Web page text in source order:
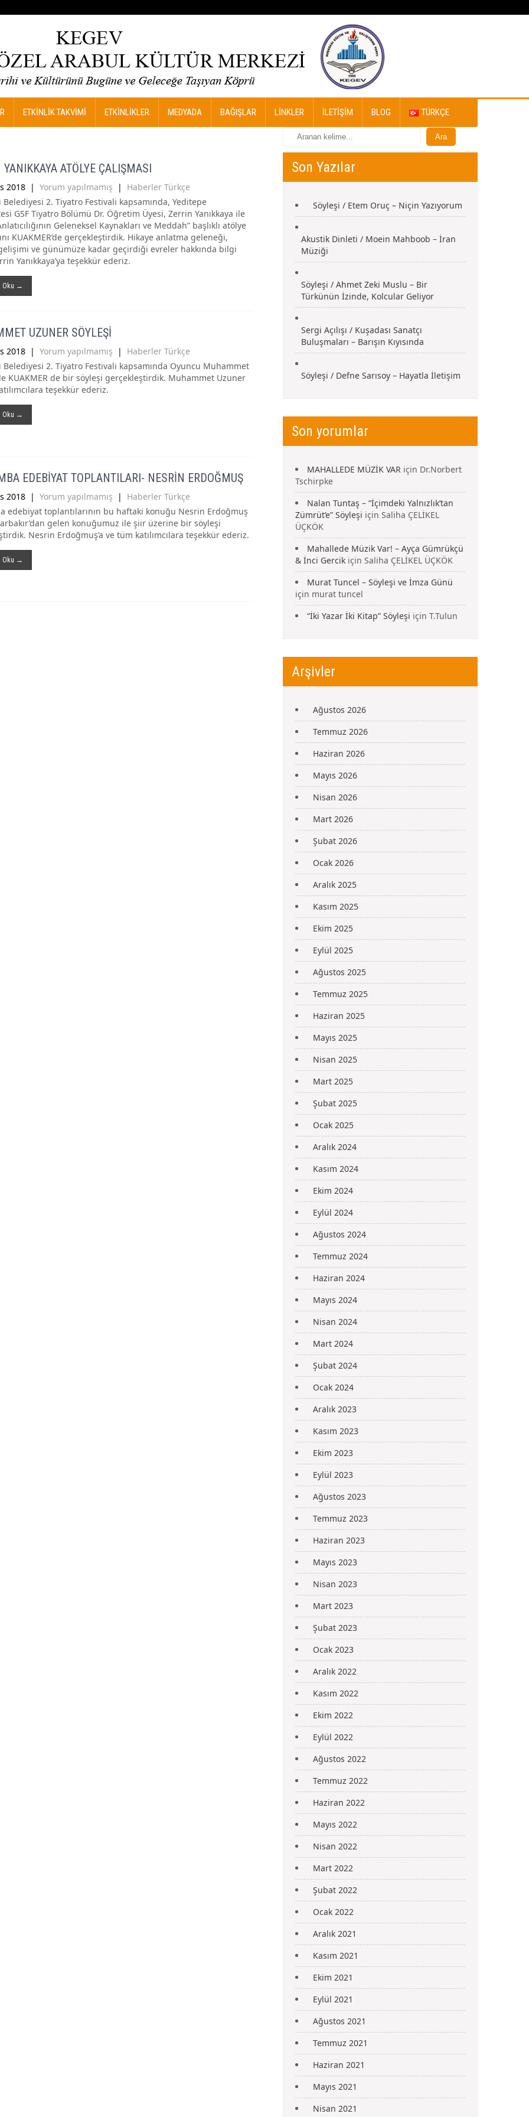
ETKİNLİK TAKVİMİ ETKİNLİKLER MEDYADA BAĞIŞLAR LINKLER İLETIŞIM BLOG TÜRKÇE
YANIKKAYA ATÖLYE ÇALIŞMASI
2018 | Yorum yapılmamış | Haberler Türkçe
Belediyesi 2. Tiyatro Festivali kapsamında, Yeditepe
GSF Tiyatro Bölümü Dr. Öğretim Üyesi, Zerrin Yanıkkaya ile
Geleneksel Kaynakları ve Meddah” başlıklı atölye
KUAKMER’de gerçekleştirdik. Hikaye anlatma geleneği,
ve günümüze kadar geçirdiği evreler hakkında bilgi
Yanıkkaya’ya teşekkür ederiz.
Oku →
UZUNER SÖYLEŞİ
2018 | Yorum yapılmamış | Haberler Türkçe
Belediyesi 2. Tiyatro Festivali kapsamında Oyuncu Muhammet
KUAKMER de bir söyleşi gerçekleştirdik. Muhammet Uzuner
teşekkür ederiz.
Oku →
EDEBİYAT TOPLANTILARI- NESRİN ERDOĞMUŞ
2018 | Yorum yapılmamış | Haberler Türkçe
edebiyat toplantılarının bu haftaki konuğu Nesrin Erdoğmuş
gelen konuğumuz ile şiir üzerine bir söyleşi
Nesrin Erdoğmuş’a ve tüm katılımcılara teşekkür ederiz.
Oku →
Son Yazılar
Söyleşi / Etem Oruç – Niçin Yazıyorum
Akustik Dinleti / Moein Mahboob – İran
Müziği
Söyleşi / Ahmet Zeki Muslu – Bir
Türkünün İzinde, Kolcular Geliyor
Sergi Açılışı / Kuşadası Sanatçı
Buluşmaları – Barışın Kıyısında
Söyleşi / Defne Sarısoy – Hayatla İletişim
Son yorumlar
MAHALLEDE MÜZİK VAR için Dr.Norbert
Tschirpke
Nalan Tuntaş – “İçimdeki Yalnızlık’tan
Zümrüt’e” Söyleşi için Saliha ÇELİKEL
ÜÇKÖK
Mahallede Müzik Var! – Ayça Gümrükçü
& İnci Gercik için Saliha ÇELİKEL ÜÇKÖK
Murat Tuncel – Söyleşi ve İmza Günü
için murat tuncel
“İki Yazar İki Kitap” Söyleşi için T.Tulun
Arşivler
Ağustos 2026
Temmuz 2026
Haziran 2026
Mayıs 2026
Nisan 2026
Mart 2026
Şubat 2026
Ocak 2026
Aralık 2025
Kasım 2025
Ekim 2025
Eylül 2025
Ağustos 2025
Temmuz 2025
Haziran 2025
Mayıs 2025
Nisan 2025
Mart 2025
Şubat 2025
Ocak 2025
Aralık 2024
Kasım 2024
Ekim 2024
Eylül 2024
Ağustos 2024
Temmuz 2024
Haziran 2024
Mayıs 2024
Nisan 2024
Mart 2024
Şubat 2024
Ocak 2024
Aralık 2023
Kasım 2023
Ekim 2023
Eylül 2023
Ağustos 2023
Temmuz 2023
Haziran 2023
Mayıs 2023
Nisan 2023
Mart 2023
Şubat 2023
Ocak 2023
Aralık 2022
Kasım 2022
Ekim 2022
Eylül 2022
Ağustos 2022
Temmuz 2022
Haziran 2022
Mayıs 2022
Nisan 2022
Mart 2022
Şubat 2022
Ocak 2022
Aralık 2021
Kasım 2021
Ekim 2021
Eylül 2021
Ağustos 2021
Temmuz 2021
Haziran 2021
Mayıs 2021
Nisan 2021